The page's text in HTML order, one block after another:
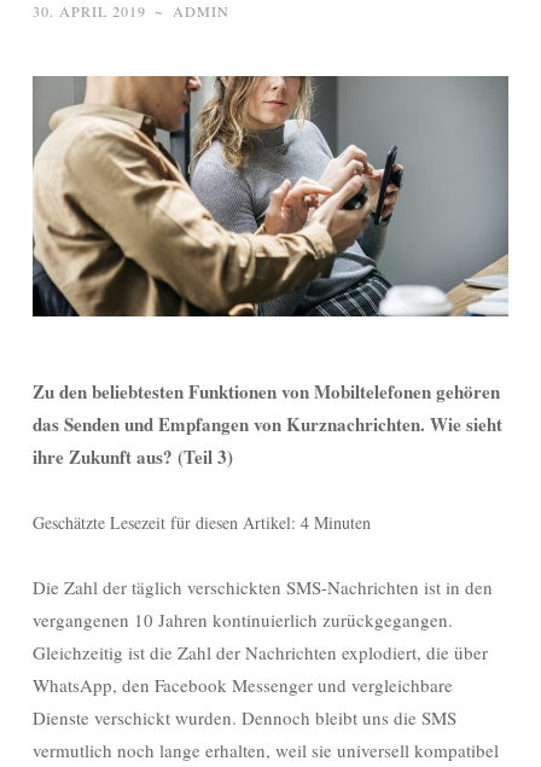
30. APRIL 2019 ~ ADMIN
Zu den beliebtesten Funktionen von Mobiltelefonen gehören
das Senden und Empfangen von Kurznachrichten. Wie sieht
ihre Zukunft aus? (Teil 3)
Geschätzte Lesezeit für diesen Artikel: 4 Minuten
Die Zahl der täglich verschickten SMS-Nachrichten ist in den
vergangenen 10 Jahren kontinuierlich zurückgegangen.
Gleichzeitig ist die Zahl der Nachrichten explodiert, die über
WhatsApp, den Facebook Messenger und vergleichbare
Dienste verschickt wurden. Dennoch bleibt uns die SMS
vermutlich noch lange erhalten, weil sie universell kompatibel